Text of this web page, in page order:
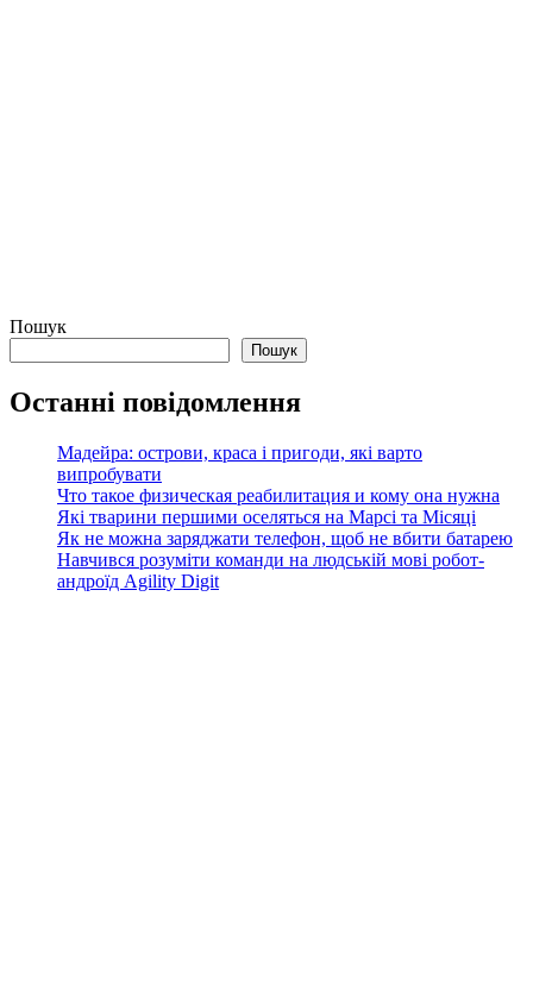
Пошук
Пошук
Останні повідомлення
Мадейра: острови, краса і пригоди, які варто
випробувати
Что такое физическая реабилитация и кому она нужна
Які тварини першими оселяться на Марсі та Місяці
Як не можна заряджати телефон, щоб не вбити батарею
Навчився розуміти команди на людській мові робот-
андроїд Agility Digit